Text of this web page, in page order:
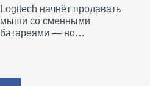
Logitech начнёт продавать
мыши со сменными
батареями — но…